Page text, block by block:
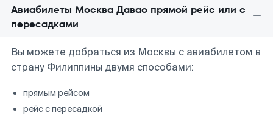
Авиабилеты Москва Давао прямой рейс или с
пересадками
Вы можете добраться из Москвы с авиабилетом в
страну Филиппины двумя способами:
прямым рейсом
рейс с пересадкой